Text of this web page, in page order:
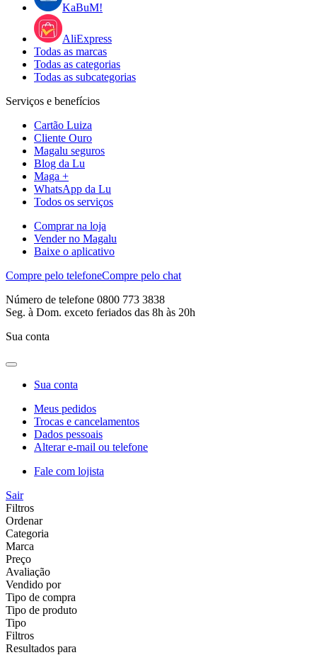
KaBuM!
AliExpress
Todas as marcas
Todas as categorias
Todas as subcategorias
Serviços e benefícios
Cartão Luiza
Cliente Ouro
Magalu seguros
Blog da Lu
Maga +
WhatsApp da Lu
Todos os serviços
Comprar na loja
Vender no Magalu
Baixe o aplicativo
Compre pelo telefoneCompre pelo chat
Número de telefone 0800 773 3838
Seg. à Dom. exceto feriados das 8h às 20h
Sua conta
Sua conta
Meus pedidos
Trocas e cancelamentos
Dados pessoais
Alterar e-mail ou telefone
Fale com lojista
Sair
Filtros
Ordenar
Categoria
Marca
Preço
Avaliação
Vendido por
Tipo de compra
Tipo de produto
Tipo
Filtros
Resultados para